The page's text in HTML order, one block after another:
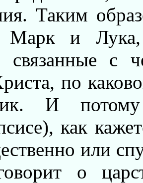
Таким
и Лука,
связанные с
по
И
как
или
о